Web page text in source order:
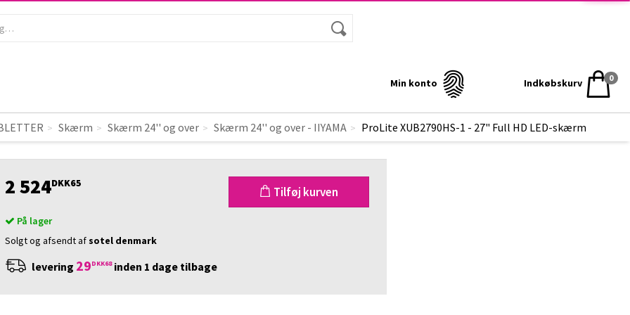
Min konto Indkøbskurv 0
Skærm Skærm 24'' og over Skærm 24'' og over - IIYAMA ProLite XUB2790HS-1 - 27" Full HD LED-skærm
ProLite XUB2790HS-1 - 27" Full HD
skærm
2 524DKK65
Tilføj kurven
På lager
Solgt og afsendt af sotel denmark
levering 29DKK68inden 1 dage tilbage